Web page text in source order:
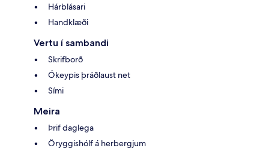
Hárblásari
Handklæði
Vertu í sambandi
Skrifborð
Ókeypis þráðlaust net
Sími
Meira
Þrif daglega
Öryggishólf á herbergjum